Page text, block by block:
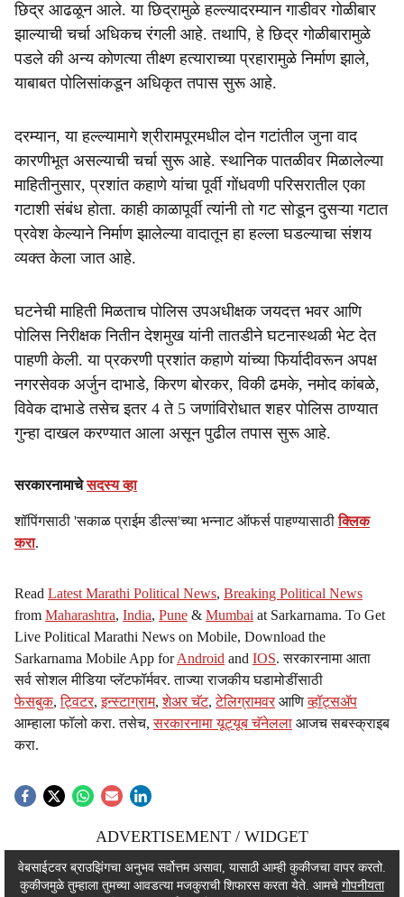
छिद्र आढळून आले. या छिद्रामुळे हल्ल्यादरम्यान गाडीवर गोळीबार
झाल्याची चर्चा अधिकच रंगली आहे. तथापि, हे छिद्र गोळीबारामुळे
पडले की अन्य कोणत्या तीक्ष्ण हत्याराच्या प्रहारामुळे निर्माण झाले,
याबाबत पोलिसांकडून अधिकृत तपास सुरू आहे.
दरम्यान, या हल्ल्यामागे श्रीरामपूरमधील दोन गटांतील जुना वाद
कारणीभूत असल्याची चर्चा सुरू आहे. स्थानिक पातळीवर मिळालेल्या
माहितीनुसार, प्रशांत कहाणे यांचा पूर्वी गोंधवणी परिसरातील एका
गटाशी संबंध होता. काही काळापूर्वी त्यांनी तो गट सोडून दुसऱ्या गटात
प्रवेश केल्याने निर्माण झालेल्या वादातून हा हल्ला घडल्याचा संशय
व्यक्त केला जात आहे.
घटनेची माहिती मिळताच पोलिस उपअधीक्षक जयदत्त भवर आणि
पोलिस निरीक्षक नितीन देशमुख यांनी तातडीने घटनास्थळी भेट देत
पाहणी केली. या प्रकरणी प्रशांत कहाणे यांच्या फिर्यादीवरून अपक्ष
नगरसेवक अर्जुन दाभाडे, किरण बोरकर, विकी ढमके, नमोद कांबळे,
विवेक दाभाडे तसेच इतर 4 ते 5 जणांविरोधात शहर पोलिस ठाण्यात
गुन्हा दाखल करण्यात आला असून पुढील तपास सुरू आहे.
सरकारनामाचेसदस्य व्हा
शॉपिंगसाठी 'सकाळ प्राईम डील्स'च्या भन्नाट ऑफर्स पाहण्यासाठीक्लिक
करा.
Read Latest Marathi Political News, Breaking Political News
from Maharashtra, India, Pune & Mumbai at Sarkarnama. To Get
Live Political Marathi News on Mobile, Download the
Sarkarnama Mobile App forAndroid and IOS. सरकारनामा आता
सर्व सोशल मीडिया प्लॅटफॉर्मवर. ताज्या राजकीय घडामोडींसाठी
फेसबुक,ट्विटर,इन्स्टाग्राम,शेअर चॅट,टेलिग्रामवर आणिव्हॉट्सॲप
आम्हाला फॉलो करा. तसेच,सरकारनामा यूट्यूब चॅनेलला आजच सबस्क्राइब
करा.
ADVERTISEMENT / WIDGET
ADVERTISEMENT / WIDGET
वेबसाईटवर ब्राउझिंगचा अनुभव सर्वोत्तम असावा, यासाठी आम्ही कुकीजचा वापर करतो.
कुकीजमुळे तुम्हाला तुमच्या आवडत्या मजकुराची शिफारस करता येते. आमचे गोपनीयता